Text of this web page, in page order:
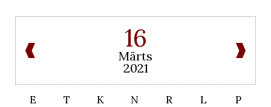
16
Märts
2021
E T K N R L P